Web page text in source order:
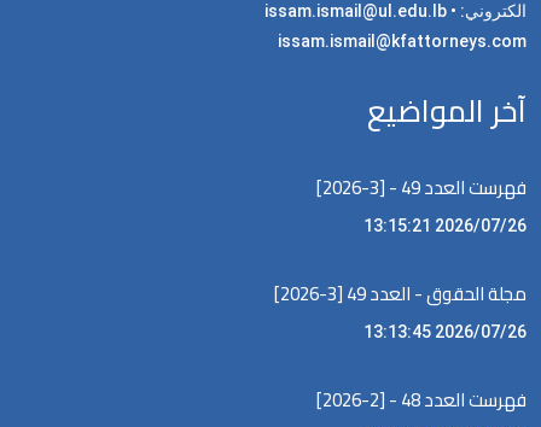
الكتروني: issam.ismail@ul.edu.lb •
issam.ismail@kfattorneys.com
آخر المواضيع
فهرست العدد 49 - [3-2026]
2026/07/26 13:15:21
مجلة الحقوق - العدد 49 [3-2026]
2026/07/26 13:13:45
فهرست العدد 48 - [2-2026]